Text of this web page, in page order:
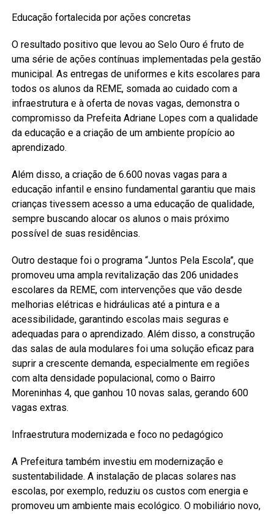
Educação fortalecida por ações concretas
O resultado positivo que levou ao Selo Ouro é fruto de
uma série de ações contínuas implementadas pela gestão
municipal. As entregas de uniformes e kits escolares para
todos os alunos da REME, somada ao cuidado com a
infraestrutura e à oferta de novas vagas, demonstra o
compromisso da Prefeita Adriane Lopes com a qualidade
da educação e a criação de um ambiente propício ao
aprendizado.
Além disso, a criação de 6.600 novas vagas para a
educação infantil e ensino fundamental garantiu que mais
crianças tivessem acesso a uma educação de qualidade,
sempre buscando alocar os alunos o mais próximo
possível de suas residências.
Outro destaque foi o programa “Juntos Pela Escola”, que
promoveu uma ampla revitalização das 206 unidades
escolares da REME, com intervenções que vão desde
melhorias elétricas e hidráulicas até a pintura e a
acessibilidade, garantindo escolas mais seguras e
adequadas para o aprendizado. Além disso, a construção
das salas de aula modulares foi uma solução eficaz para
suprir a crescente demanda, especialmente em regiões
com alta densidade populacional, como o Bairro
Moreninhas 4, que ganhou 10 novas salas, gerando 600
vagas extras.
Infraestrutura modernizada e foco no pedagógico
A Prefeitura também investiu em modernização e
sustentabilidade. A instalação de placas solares nas
escolas, por exemplo, reduziu os custos com energia e
promoveu um ambiente mais ecológico. O mobiliário novo,